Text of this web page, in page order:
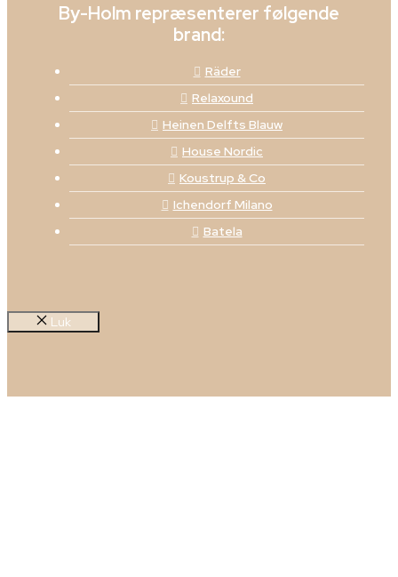
By-Holm repræsenterer følgende
brand:
Räder
Relaxound
Heinen Delfts Blauw
House Nordic
Koustrup & Co
Ichendorf Milano
Batela
Luk